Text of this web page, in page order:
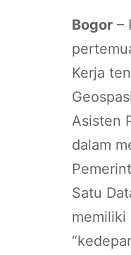
Bogor –
Kerja
Asisten
dalam
Satu
memiliki